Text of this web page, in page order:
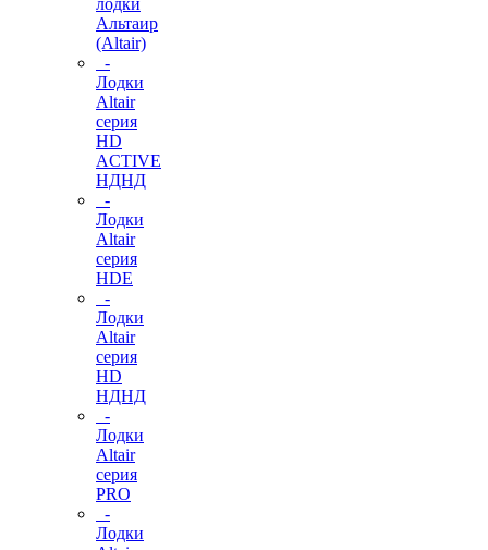
лодки
Альтаир
(Altair)
-
Лодки
Altair
серия
HD
ACTIVE
НДНД
-
Лодки
Altair
серия
HDE
-
Лодки
Altair
серия
HD
НДНД
-
Лодки
Altair
серия
PRO
-
Лодки